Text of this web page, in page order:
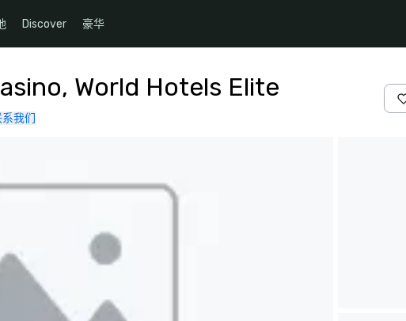
Discover 豪华
World Hotels Elite
我们